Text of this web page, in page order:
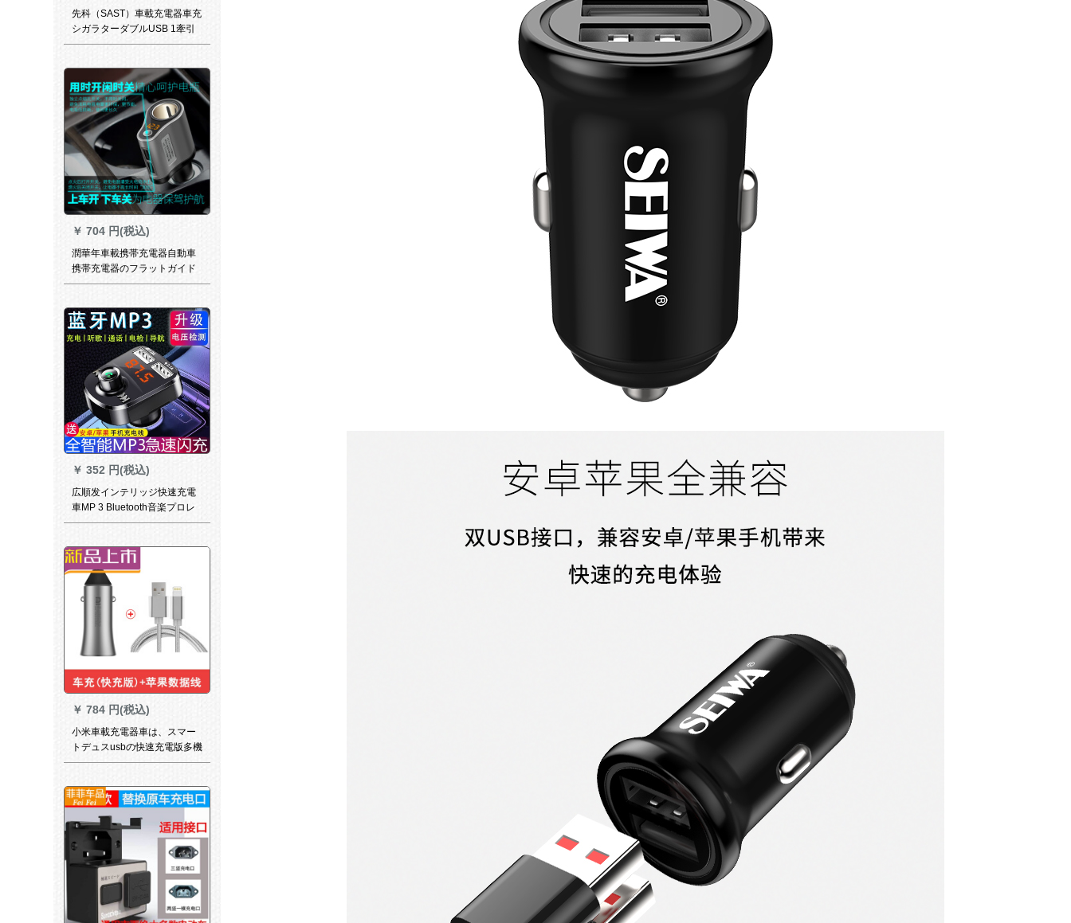
先科（SAST）車載充電器車充
シガラターダブルUSB 1牽引
二アイフォンAndrotype-cイン
充電器転用【レベルアップタ
イプ1牽引3】アップ
ル/Android/Type-C
￥ 704 円(税込)
潤華年車載携帯充電器自動車
携帯充電器のフラットガイド
充電器に電圧を付けて、車を
ます。
￥ 352 円(税込)
広順发インテリッジ快速充電
車MP 3 Bluetooth音楽プロレ
ヤ-免提電話FM送信機シガラ
車載用mp 3に牽引する。
【Android de de-タランを送
る】
￥ 784 円(税込)
小米車載充電器車は、スマー
トデュスusbの快速充電版多機
能車シガラターの頭を引っぱ
アップルのデータラインを追
加します。